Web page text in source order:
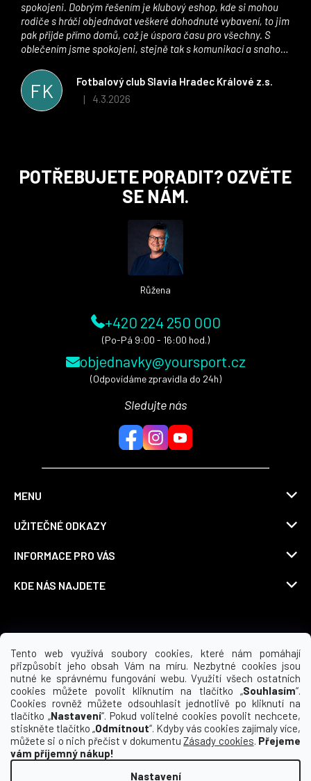
Tento web využívá soubory cookies, které nám pomáhají
přizpůsobit jeho obsah Vám na míru. Nezbytné cookies jsou
nutné ke správnému fungování webu. Využití všech ostatních
cookies můžete povolit kliknutím na tlačítko „Souhlasím“.
Cookies rovněž můžete odsouhlasit jednotlivě po kliknutí na
tlačítko „Nastavení“. Pokud volitelné cookies povolit nechcete,
stiskněte tlačítko „Odmítnout“. Kdyby vás cookies zajímaly více,
můžete si o nich přečíst v dokumentuZásady cookies. Přejeme
vám příjemný nákup!
Nastavení
FK
Fotbalový club Slavia Hradec Králové z.s.
Hodnocení obchodu je 5 z 5 hvězdiček.
| 4.3.2026
spokojeni. Dobrým řešením je klubový eshop, kde si mohou
rodiče s hráči objednávat veškeré dohodnuté vybavení, to jim
pak přijde přímo domů, což je úspora času pro všechny. S
oblečením jsme spokojeni, stejně tak s komunikací a snahou
stran. Věříme, že v tomto duchu bude spolupráce pokračovat
i nadále, nyní už začínáme řešit i první sady dresů ;)
POTŘEBUJETE PORADIT? OZVĚTE
SE NÁM.
Růžena
+420 224 250 000
(Po-Pá 9:00 - 16:00 hod.)
objednavky@yoursport.cz
(Odpovídáme zpravidla do 24h)
Sledujte nás
MENU
UŽITEČNÉ ODKAZY
INFORMACE PRO VÁS
KDE NÁS NAJDETE
Možnosti dopravy